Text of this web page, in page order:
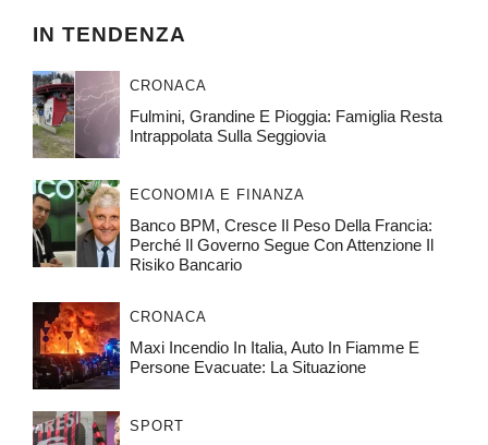
IN TENDENZA
CRONACA
Fulmini, Grandine E Pioggia: Famiglia Resta
Intrappolata Sulla Seggiovia
ECONOMIA E FINANZA
Banco BPM, Cresce Il Peso Della Francia:
Perché Il Governo Segue Con Attenzione Il
Risiko Bancario
CRONACA
Maxi Incendio In Italia, Auto In Fiamme E
Persone Evacuate: La Situazione
SPORT